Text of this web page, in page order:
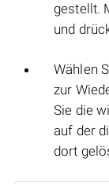
gestellt.
und
Wählen
zur
Sie die
auf der
dort